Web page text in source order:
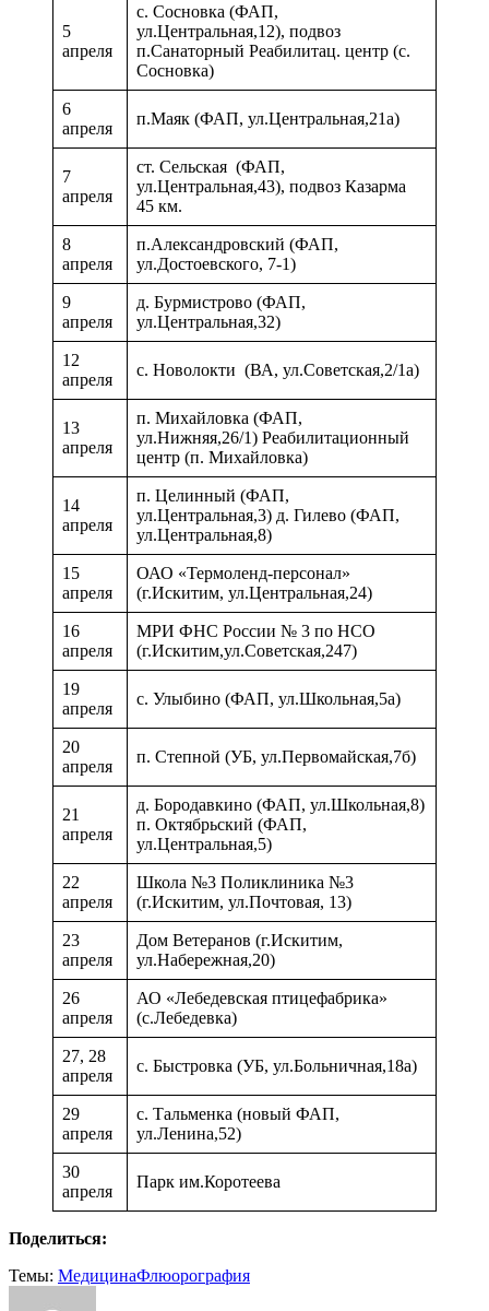
5
апреля
с. Сосновка (ФАП,
ул.Центральная,12), подвоз
п.Санаторный Реабилитац. центр (с.
Сосновка)
6
апреля
п.Маяк (ФАП, ул.Центральная,21а)
7
апреля
ст. Сельская (ФАП,
ул.Центральная,43), подвоз Казарма
45 км.
8
апреля
п.Александровский (ФАП,
ул.Достоевского, 7-1)
9
апреля
д. Бурмистрово (ФАП,
ул.Центральная,32)
12
апреля
с. Новолокти (ВА, ул.Советская,2/1а)
13
апреля
п. Михайловка (ФАП,
ул.Нижняя,26/1) Реабилитационный
центр (п. Михайловка)
14
апреля
п. Целинный (ФАП,
ул.Центральная,3) д. Гилево (ФАП,
ул.Центральная,8)
15
апреля
ОАО «Термоленд-персонал»
(г.Искитим, ул.Центральная,24)
16
апреля
МРИ ФНС России № 3 по НСО
(г.Искитим,ул.Советская,247)
19
апреля
с. Улыбино (ФАП, ул.Школьная,5а)
20
апреля
п. Степной (УБ, ул.Первомайская,7б)
21
апреля
д. Бородавкино (ФАП, ул.Школьная,8)
п. Октябрьский (ФАП,
ул.Центральная,5)
22
апреля
Школа №3 Поликлиника №3
(г.Искитим, ул.Почтовая, 13)
23
апреля
Дом Ветеранов (г.Искитим,
ул.Набережная,20)
26
апреля
АО «Лебедевская птицефабрика»
(с.Лебедевка)
27, 28
апреля
с. Быстровка (УБ, ул.Больничная,18а)
29
апреля
с. Тальменка (новый ФАП,
ул.Ленина,52)
30
апреля
Парк им.Коротеева
Поделиться:
Темы: МедицинаФлюорография